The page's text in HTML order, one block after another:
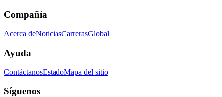
Compañía
Acerca deNoticiasCarrerasGlobal
Ayuda
ContáctanosEstadoMapa del sitio
Síguenos